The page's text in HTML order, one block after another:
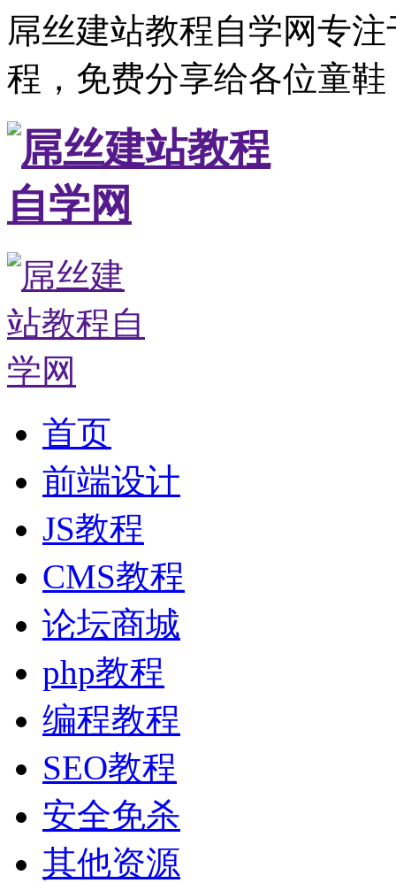
屌丝建站教程自学网专
程，免费分享给各位童
首页
前端设计
JS教程
CMS教程
论坛商城
php教程
编程教程
SEO教程
安全免杀
其他资源